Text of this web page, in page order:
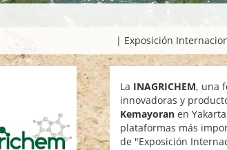
| Exposición
La INAGRICHEM, una
innovadoras y
Kemayoranen
plataformas más
de "Exposición